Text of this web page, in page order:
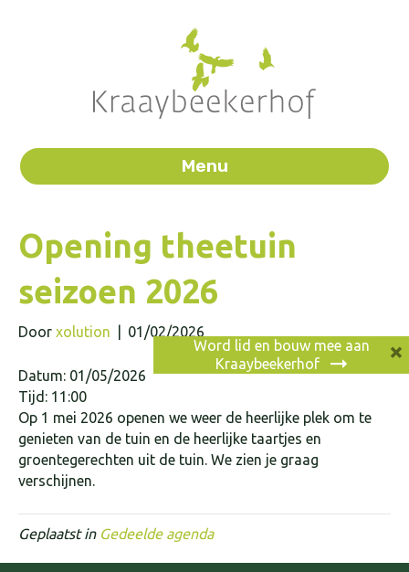
Menu
Opening theetuin
seizoen 2026
Door xolution 01/02/2026
Datum: 01/05/2026
Tijd: 11:00
Op 1 mei 2026 openen we weer de heerlijke plek om te
genieten van de tuin en de heerlijke taartjes en
groentegerechten uit de tuin. We zien je graag
verschijnen.
Geplaatst in Gedeelde agenda
Word lid en bouw mee aan
Kraaybeekerhof
×